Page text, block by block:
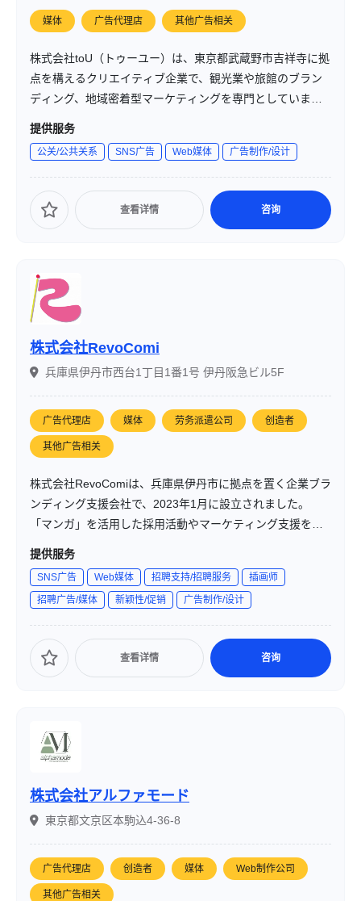
媒体 广告代理店 其他广告相关
株式会社toU（トゥーユー）は、東京都武蔵野市吉祥寺に拠
点を構えるクリエイティブ企業で、観光業や旅館のブラン
ディング、地域密着型マーケティングを専門としていま
す。SNSと紙媒体を融合させたデジタル×アナログ戦略を駆
供しています。
提供服务
公关/公共关系 SNS广告 Web媒体 广告制作/设计
查看详情 咨询
株式会社RevoComi
兵庫県伊丹市西台1丁目1番1号 伊丹阪急ビル5F
广告代理店 媒体 劳务派遣公司 创造者
其他广告相关
株式会社RevoComiは、兵庫県伊丹市に拠点を置く企業ブラ
ンディング支援会社で、2023年1月に設立されました。
「マンガ」を活用した採用活動やマーケティング支援を中
心に、シナリオ制作から活用方法まで一貫したサポートを
みを持ち、企業の課題解決に取り組んでいます。
提供服务
SNS广告 Web媒体 招聘支持/招聘服务
插画师
招聘广告/媒体
新颖性/促销 广告制作/设计
查看详情 咨询
株式会社アルファモード
東京都文京区本駒込4-36-8
广告代理店 创造者 媒体 Web制作公司
其他广告相关